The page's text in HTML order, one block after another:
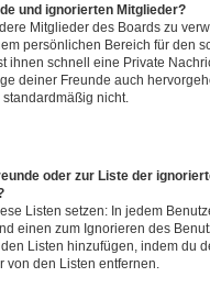
und ignorierten Mitglieder?
Mitglieder des Boards zu
persönlichen Bereich für den
ihnen schnell eine Private
deiner Freunde auch
nicht.
oder zur Liste der
Listen setzen: In jedem
einen zum Ignorieren des
Listen hinzufügen, indem du
den Listen entfernen.